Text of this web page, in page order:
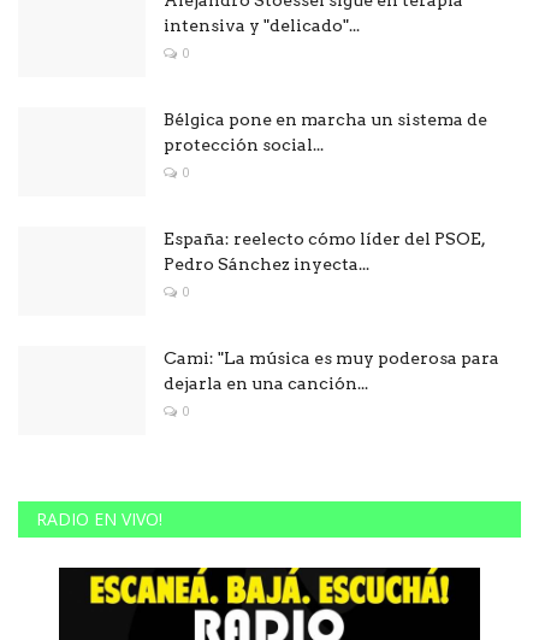
intensiva y "delicado"...
0
Bélgica pone en marcha un sistema de
protección social...
0
España: reelecto cómo líder del PSOE,
Pedro Sánchez inyecta...
0
Cami: "La música es muy poderosa para
dejarla en una canción...
0
RADIO EN VIVO!